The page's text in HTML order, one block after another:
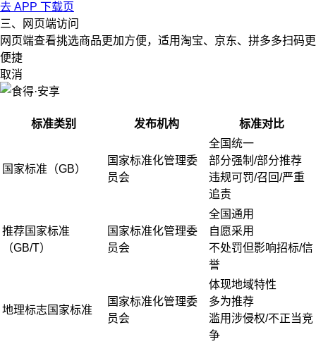
去 APP 下载页
三、网页端访问
网页端查看挑选商品更加方便，适用淘宝、京东、拼多多扫码更
便捷
取消
标准类别 发布机构 标准对比
国家标准（GB）
国家标准化管理委
员会
全国统一
部分强制/部分推荐
违规可罚/召回/严重
追责
推荐国家标准
（GB/T）
国家标准化管理委
员会
全国通用
自愿采用
不处罚但影响招标/信
誉
地理标志国家标准
国家标准化管理委
员会
体现地域特性
多为推荐
滥用涉侵权/不正当竞
争